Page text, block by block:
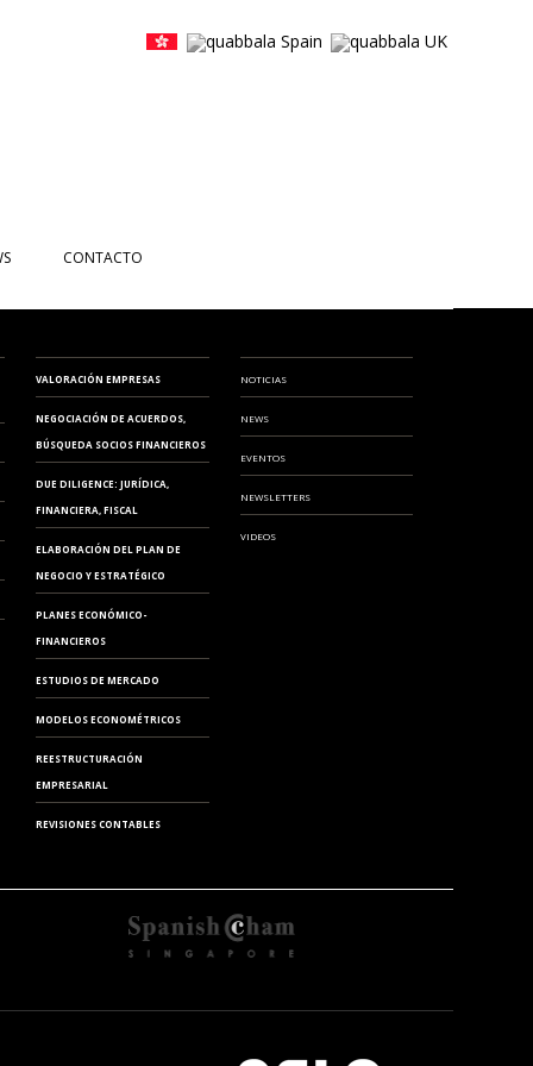
MODELO 720
CONTACTO
VALORACIÓN EMPRESAS
NEGOCIACIÓN DE ACUERDOS,
BÚSQUEDA SOCIOS FINANCIEROS
DUE DILIGENCE: JURÍDICA,
FINANCIERA, FISCAL
ELABORACIÓN DEL PLAN DE
NEGOCIO Y ESTRATÉGICO
PLANES ECONÓMICO-
FINANCIEROS
ESTUDIOS DE MERCADO
MODELOS ECONOMÉTRICOS
REESTRUCTURACIÓN
EMPRESARIAL
REVISIONES CONTABLES
NOTICIAS
NEWS
EVENTOS
NEWSLETTERS
VIDEOS